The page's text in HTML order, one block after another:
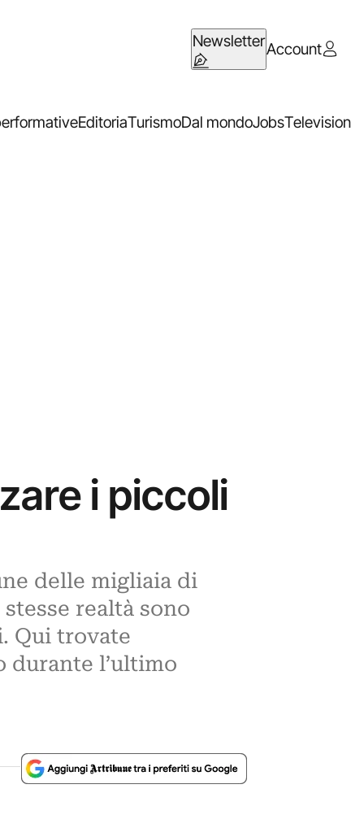
NewsletterAccount
EditoriaTurismoDal mondoJobsTelevision
i piccoli
delle migliaia di
realtà sono
Qui trovate
durante l’ultimo